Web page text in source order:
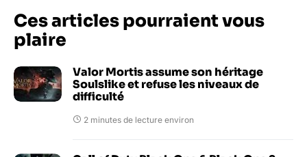
Ces articles pourraient vous
plaire
Valor Mortis assume son héritage
Soulslike et refuse les niveaux de
difficulté
2 minutes de lecture environ